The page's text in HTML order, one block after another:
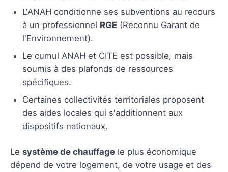
L'ANAH conditionne ses subventions au recours
à un professionnel RGE (Reconnu Garant de
l'Environnement).
Le cumul ANAH et CITE est possible, mais
soumis à des plafonds de ressources
spécifiques.
Certaines collectivités territoriales proposent
des aides locales qui s'additionnent aux
dispositifs nationaux.
Le système de chauffage le plus économique
dépend de votre logement, de votre usage et des